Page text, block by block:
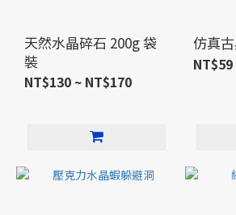
天然水晶碎石 200g 袋
裝
NT$130 ~ NT$170
仿真